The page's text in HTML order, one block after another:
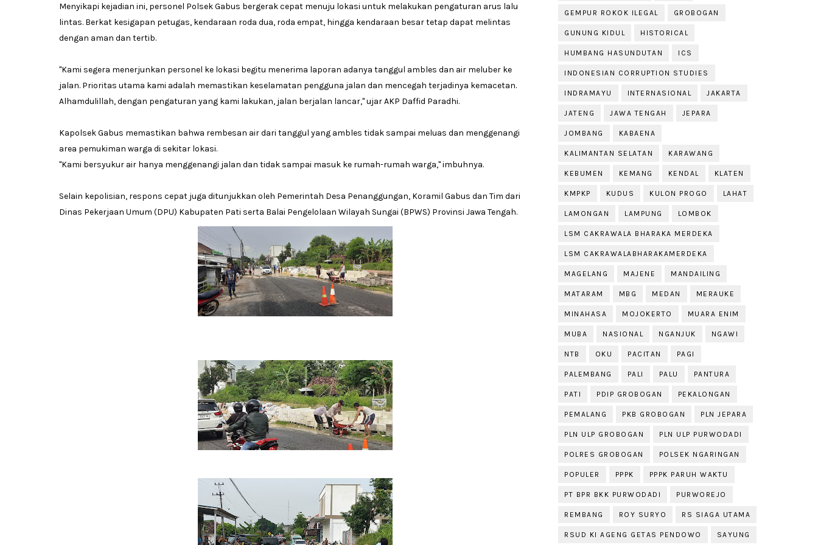
Menyikapi kejadian ini, personel Polsek Gabus bergerak cepat menuju lokasi untuk melakukan pengaturan arus lalu
lintas. Berkat kesigapan petugas, kendaraan roda dua, roda empat, hingga kendaraan besar tetap dapat melintas
dengan aman dan tertib.
"Kami segera menerjunkan personel ke lokasi begitu menerima laporan adanya tanggul ambles dan air meluber ke
jalan. Prioritas utama kami adalah memastikan keselamatan pengguna jalan dan mencegah terjadinya kemacetan.
Alhamdulillah, dengan pengaturan yang kami lakukan, jalan berjalan lancar," ujar AKP Daffid Paradhi.
Kapolsek Gabus memastikan bahwa rembesan air dari tanggul yang ambles tidak sampai meluas dan menggenangi
area pemukiman warga di sekitar lokasi.
"Kami bersyukur air hanya menggenangi jalan dan tidak sampai masuk ke rumah-rumah warga," imbuhnya.
Selain kepolisian, respons cepat juga ditunjukkan oleh Pemerintah Desa Penanggungan, Koramil Gabus dan Tim dari
Dinas Pekerjaan Umum (DPU) Kabupaten Pati serta Balai Pengelolaan Wilayah Sungai (BPWS) Provinsi Jawa Tengah.
GEMPUR ROKOK ILEGAL GROBOGAN
GUNUNG KIDUL HISTORICAL
HUMBANG HASUNDUTAN ICS
INDONESIAN CORRUPTION STUDIES
INDRAMAYU INTERNASIONAL JAKARTA
JATENG JAWA TENGAH JEPARA
JOMBANG KABAENA
KALIMANTAN SELATAN KARAWANG
KEBUMEN KEMANG KENDAL KLATEN
KMPKP KUDUS KULON PROGO LAHAT
LAMONGAN LAMPUNG LOMBOK
LSM CAKRAWALA BHARAKA MERDEKA
LSM CAKRAWALABHARAKAMERDEKA
MAGELANG MAJENE MANDAILING
MATARAM MBG MEDAN MERAUKE
MINAHASA MOJOKERTO MUARA ENIM
MUBA NASIONAL NGANJUK NGAWI
NTB OKU PACITAN PAGI
PALEMBANG PALI PALU PANTURA
PATI PDIP GROBOGAN PEKALONGAN
PEMALANG PKB GROBOGAN PLN JEPARA
PLN ULP GROBOGAN PLN ULP PURWODADI
POLRES GROBOGAN POLSEK NGARINGAN
POPULER PPPK PPPK PARUH WAKTU
PT BPR BKK PURWODADI PURWOREJO
REMBANG ROY SURYO RS SIAGA UTAMA
RSUD KI AGENG GETAS PENDOWO SAYUNG